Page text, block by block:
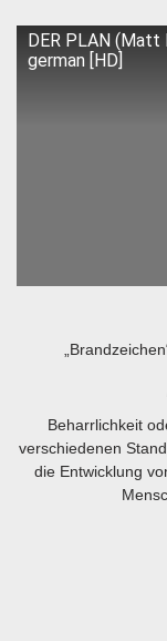
DER PLAN (Matt
german [HD]
Beharrlichkeit
verschiedenen
die Entwicklung